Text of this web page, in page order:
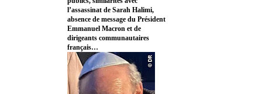
l’assassinat de Sarah Halimi,
absence de message du Président
Emmanuel Macron et de
dirigeants communautaires
français…